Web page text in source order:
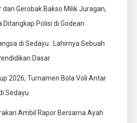
dan Gerobak Bakso Milik Juragan,
Ditangkap Polisi di Godean
di Sedayu : Lahirnya Sebuah
Dasar
2026, Turnamen Bola Voli Antar
Sedayu
Ambil Rapor Bersama Ayah